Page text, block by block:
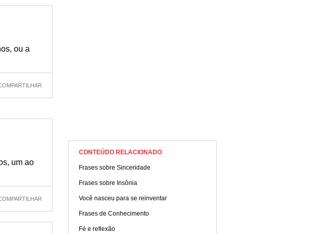
ou a
um ao
CONTEÚDO RELACIONADO
Frases sobre Sinceridade
Frases sobre Insônia
Você nasceu para se reinventar
Frases de Conhecimento
Fé e reflexão